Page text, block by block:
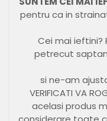
pentru ca in
Cei mai ieftini?
petrecut
si ne-am
VERIFICATI VA
acelasi produs